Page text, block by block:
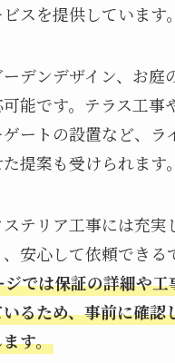
スを提供しています。
デンデザイン、お庭
能です。テラス工事
ートの設置など、ラ
提案も受けられます。
テリア工事には充実
安心して依頼できる
では保証の詳細や工
るため、事前に確認
す。